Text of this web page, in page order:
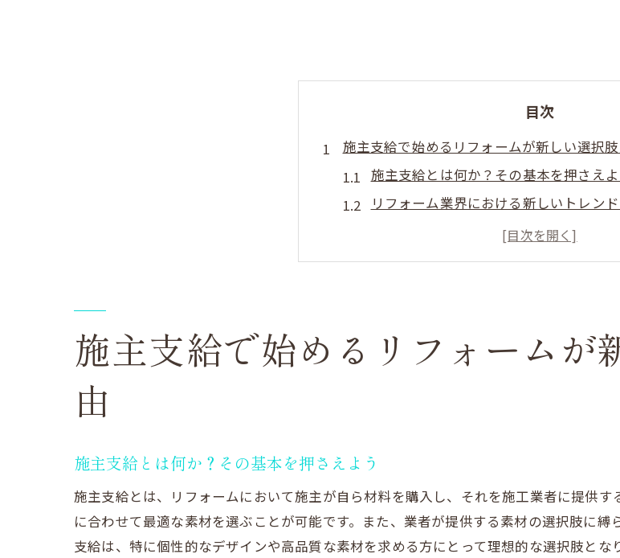
目次
施主支給で始めるリフォームが新しい選択
施主支給とは何か？その基本を押さえ
リフォーム業界における新しいトレン
施主支給が広がる背景とその理由
施主支給を選ぶことで得られる自由と
リフォームで施主支給を選ぶことで得られ
材料費の透明化でリフォーム費用を抑え
専門家が教える賢い材料選びのテクニッ
コスト削減を実現するための計画的な施
理想の素材を自分で選ぶ施主支給リフォー
施主支給で始めるリフォームが
由
施主支給とは何か？その基本を押さえよう
施主支給とは、リフォームにおいて施主が自ら材料を購入し、それを施工業者に提供
に合わせて最適な素材を選ぶことが可能です。また、業者が提供する素材の選択肢に
支給は、特に個性的なデザインや高品質な素材を求める方にとって理想的な選択肢と